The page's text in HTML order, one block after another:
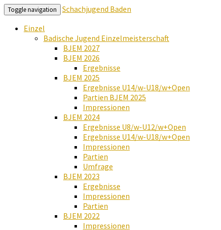
Toggle navigation
Schachjugend Baden
Einzel
Badische Jugend Einzelmeisterschaft
BJEM 2027
BJEM 2026
Ergebnisse
BJEM 2025
Ergebnisse U14/w-U18/w+Open
Partien BJEM 2025
Impressionen
BJEM 2024
Ergebnisse U8/w-U12/w+Open
Ergebnisse U14/w-U18/w+Open
Impressionen
Partien
Umfrage
BJEM 2023
Ergebnisse
Impressionen
Partien
BJEM 2022
Impressionen